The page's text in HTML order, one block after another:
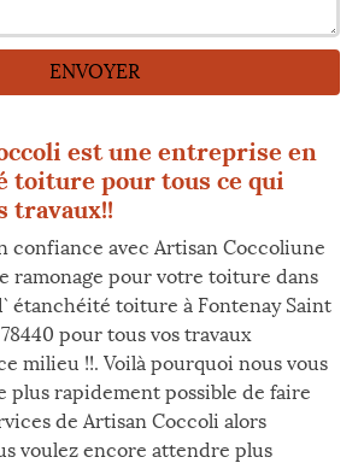
est une entreprise en
toiture pour tous ce qui
travaux!!
confiance avec Artisan Coccoliune
ramonage pour votre toiture dans
étanchéité toiture à Fontenay Saint
pour tous vos travaux
milieu !!. Voilà pourquoi nous vous
plus rapidement possible de faire
de Artisan Coccoli alors
voulez encore attendre plus